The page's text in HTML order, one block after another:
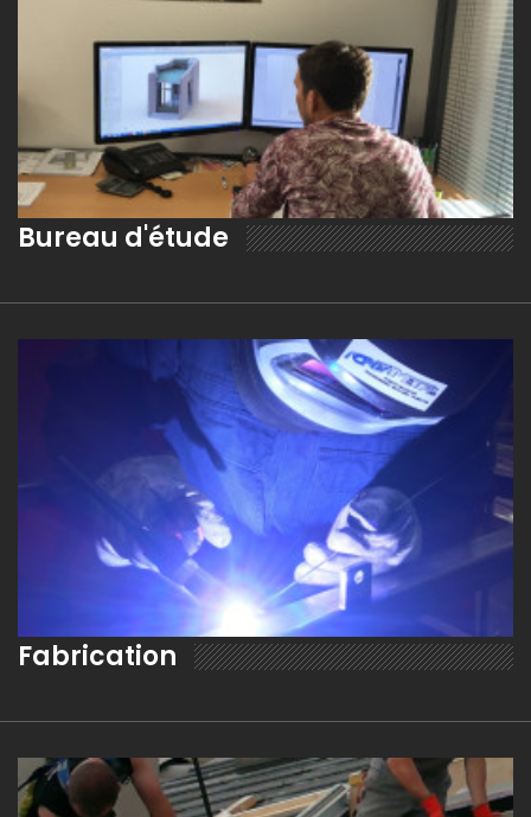
EN SAVOIR PLUS
Bureau d'étude
EN SAVOIR PLUS
Fabrication